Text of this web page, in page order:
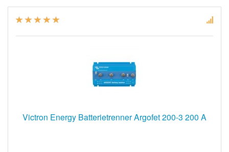
Victron Energy Batterietrenner Argofet 200-3 200 A